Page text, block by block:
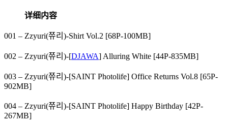
详细内容
001 – Zzyuri(쮸리)-Shirt Vol.2 [68P-100MB]
002 – Zzyuri(쮸리)-[DJAWA] Alluring White [44P-835MB]
003 – Zzyuri(쮸리)-[SAINT Photolife] Office Returns Vol.8 [65P-
902MB]
004 – Zzyuri(쮸리)-[SAINT Photolife] Happy Birthday [42P-
267MB]